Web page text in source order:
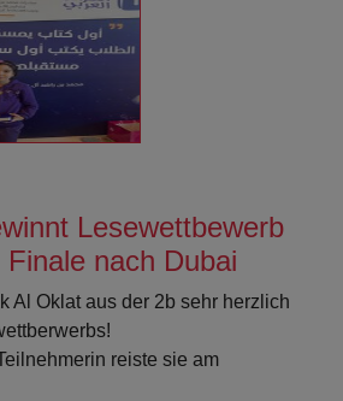
Lesewettbewerb
nach Dubai
Al Oklat aus der 2b sehr herzlich
reiste sie am